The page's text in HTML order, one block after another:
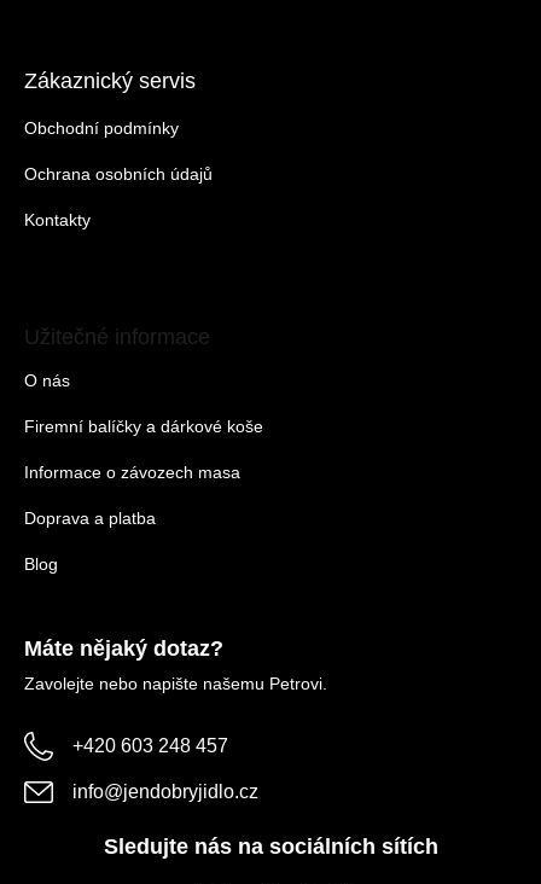
Zákaznický servis
Obchodní podmínky
Ochrana osobních údajů
Kontakty
Užitečné informace
O nás
Firemní balíčky a dárkové koše
Informace o závozech masa
Doprava a platba
Blog
Máte nějaký dotaz?
Zavolejte nebo napište našemu Petrovi.
+420 603 248 457
info@jendobryjidlo.cz
Sledujte nás na sociálních sítích